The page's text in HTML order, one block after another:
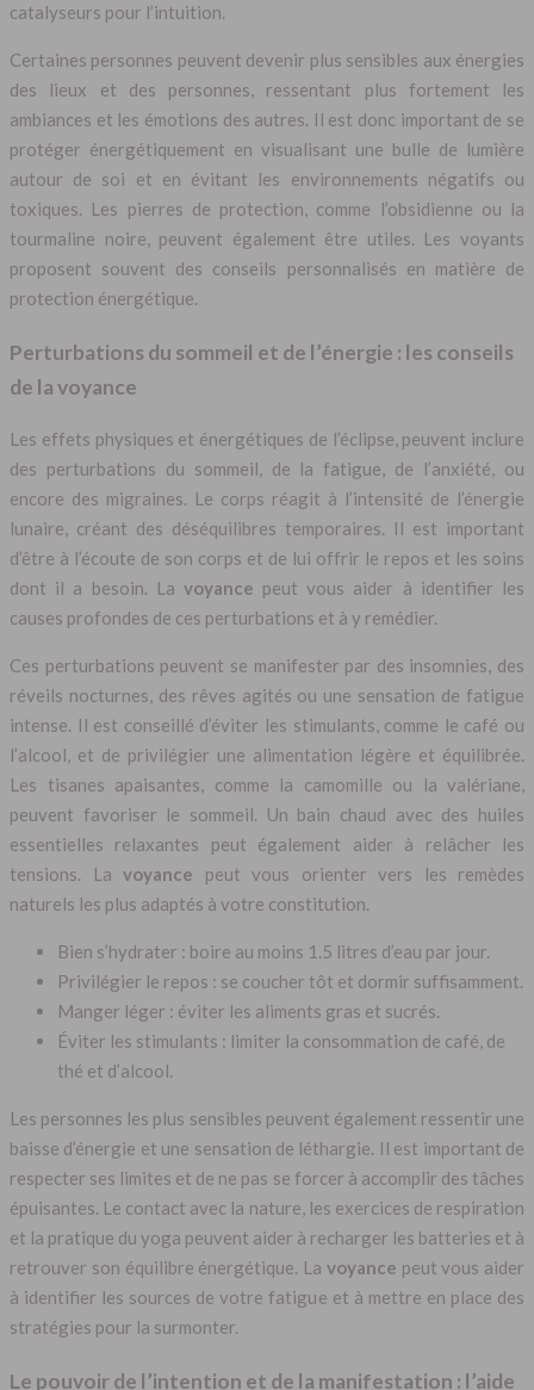
catalyseurs pour l’intuition.
Certaines personnes peuvent devenir plus sensibles aux énergies
des lieux et des personnes, ressentant plus fortement les
ambiances et les émotions des autres. Il est donc important de se
protéger énergétiquement en visualisant une bulle de lumière
autour de soi et en évitant les environnements négatifs ou
toxiques. Les pierres de protection, comme l’obsidienne ou la
tourmaline noire, peuvent également être utiles. Les voyants
proposent souvent des conseils personnalisés en matière de
protection énergétique.
Perturbations du sommeil et de l’énergie : les conseils
de la voyance
Les effets physiques et énergétiques de l’éclipse, peuvent inclure
des perturbations du sommeil, de la fatigue, de l’anxiété, ou
encore des migraines. Le corps réagit à l’intensité de l’énergie
lunaire, créant des déséquilibres temporaires. Il est important
d’être à l’écoute de son corps et de lui offrir le repos et les soins
dont il a besoin. La voyance peut vous aider à identifier les
causes profondes de ces perturbations et à y remédier.
Ces perturbations peuvent se manifester par des insomnies, des
réveils nocturnes, des rêves agités ou une sensation de fatigue
intense. Il est conseillé d’éviter les stimulants, comme le café ou
l’alcool, et de privilégier une alimentation légère et équilibrée.
Les tisanes apaisantes, comme la camomille ou la valériane,
peuvent favoriser le sommeil. Un bain chaud avec des huiles
essentielles relaxantes peut également aider à relâcher les
tensions. La voyance peut vous orienter vers les remèdes
naturels les plus adaptés à votre constitution.
Bien s’hydrater : boire au moins 1.5 litres d’eau par jour.
Privilégier le repos : se coucher tôt et dormir suffisamment.
Manger léger : éviter les aliments gras et sucrés.
Éviter les stimulants : limiter la consommation de café, de
thé et d’alcool.
Les personnes les plus sensibles peuvent également ressentir une
baisse d’énergie et une sensation de léthargie. Il est important de
respecter ses limites et de ne pas se forcer à accomplir des tâches
épuisantes. Le contact avec la nature, les exercices de respiration
et la pratique du yoga peuvent aider à recharger les batteries et à
retrouver son équilibre énergétique. La voyance peut vous aider
à identifier les sources de votre fatigue et à mettre en place des
stratégies pour la surmonter.
Le pouvoir de l’intention et de la manifestation : l’aide